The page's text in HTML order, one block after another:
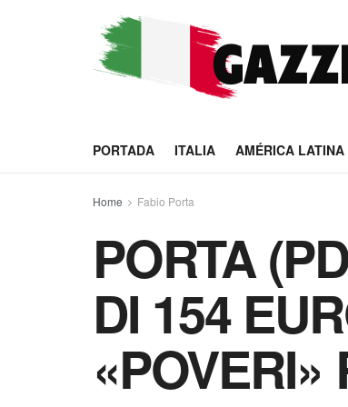
PORTADA ITALIA AMÉRICA LATINA
Home Fabio Porta
PORTA
DI 154
«POVERI»